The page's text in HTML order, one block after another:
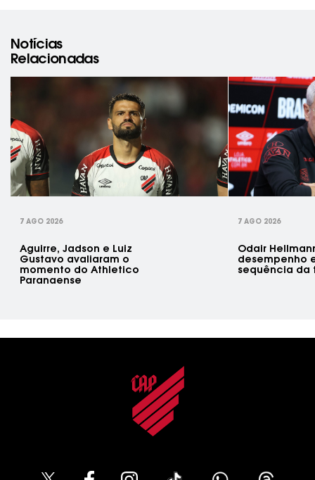
Notícias
Relacionadas
7 AGO 2026
Aguirre, Jadson e Luiz
Gustavo avaliaram o
momento do Athletico
Paranaense
7 AGO 2026
Odair
desempenho
sequência da